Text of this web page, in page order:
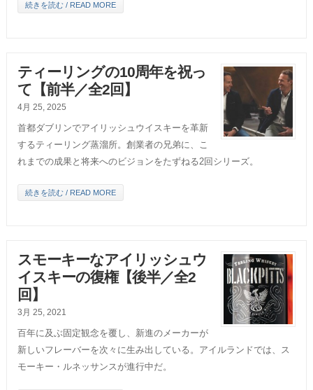
続きを読む / READ MORE
ティーリングの10周年を祝っ
て【前半／全2回】
4月 25, 2025
首都ダブリンでアイリッシュウイスキーを革新
するティーリング蒸溜所。創業者の兄弟に、こ
れまでの成果と将来へのビジョンをたずねる2回シリーズ。
続きを読む / READ MORE
スモーキーなアイリッシュウ
イスキーの復権【後半／全2
回】
3月 25, 2021
百年に及ぶ固定観念を覆し、新進のメーカーが
新しいフレーバーを次々に生み出している。アイルランドでは、ス
モーキー・ルネッサンスが進行中だ。